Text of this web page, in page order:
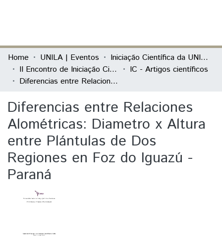
Communities & Collections
All of DSpace
Home UNILA | Eventos
Iniciação Científica da UNILA (IC)
II Encontro de Iniciação Científica da Unila "Resultados em debate"
IC - Artigos científicos
Diferencias entre Relaciones Alométricas: Diametro x Altura entre Plántulas de Dos Regiones en Foz do Iguazú - Paraná
Diferencias entre Relaciones
Alométricas: Diametro x Altura
entre Plántulas de Dos
Regiones en Foz do Iguazú -
Paraná